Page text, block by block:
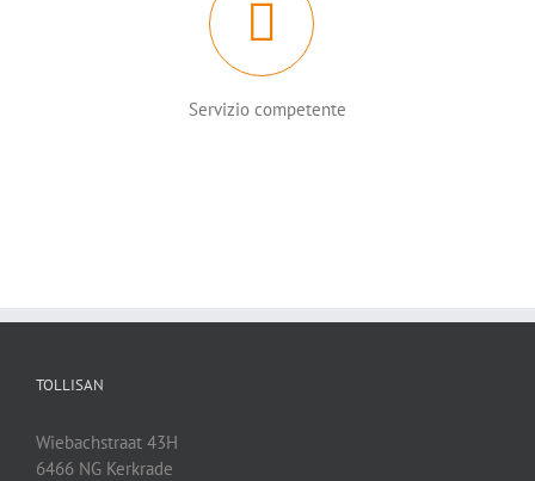
Servizio competente
TOLLISAN
Wiebachstraat 43H
6466 NG Kerkrade